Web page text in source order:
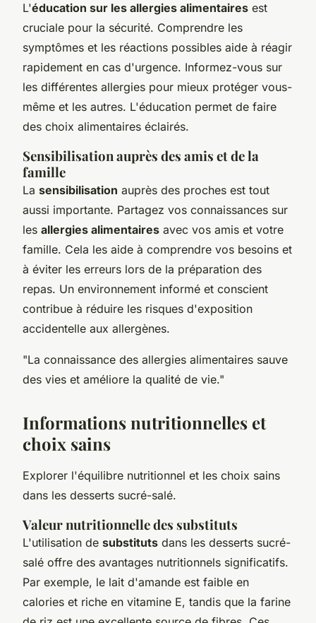
L'éducation sur les allergies alimentaires est
cruciale pour la sécurité. Comprendre les
symptômes et les réactions possibles aide à réagir
rapidement en cas d'urgence. Informez-vous sur
les différentes allergies pour mieux protéger vous-
même et les autres. L'éducation permet de faire
des choix alimentaires éclairés.
Sensibilisation auprès des amis et de la
famille
La sensibilisation auprès des proches est tout
aussi importante. Partagez vos connaissances sur
les allergies alimentaires avec vos amis et votre
famille. Cela les aide à comprendre vos besoins et
à éviter les erreurs lors de la préparation des
repas. Un environnement informé et conscient
contribue à réduire les risques d'exposition
accidentelle aux allergènes.
"La connaissance des allergies alimentaires sauve
des vies et améliore la qualité de vie."
Informations nutritionnelles et
choix sains
Explorer l'équilibre nutritionnel et les choix sains
dans les desserts sucré-salé.
Valeur nutritionnelle des substituts
L'utilisation de substituts dans les desserts sucré-
salé offre des avantages nutritionnels significatifs.
Par exemple, le lait d'amande est faible en
calories et riche en vitamine E, tandis que la farine